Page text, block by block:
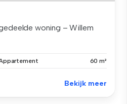
woning – Willem
60 m²
Bekijk meer